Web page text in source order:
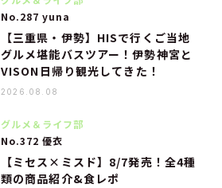
No.287 yuna
【三重県・伊勢】HISで行くご当地
グルメ堪能バスツアー！伊勢神宮と
VISON日帰り観光してきた！
2026.08.08
グルメ＆ライフ部
No.372 優衣
【ミセス×ミスド】8/7発売！全4種
類の商品紹介&食レポ